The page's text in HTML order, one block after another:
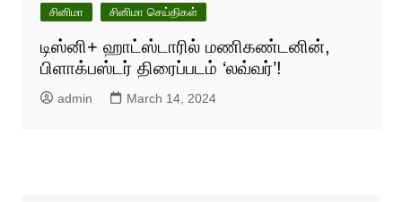
சினிமா சினிமா செய்திகள்
டிஸ்னி+ ஹாட்ஸ்டாரில் மணிகண்டனின்,
பிளாக்பஸ்டர் திரைப்படம் ‘லவ்வர்’!
admin March 14, 2024